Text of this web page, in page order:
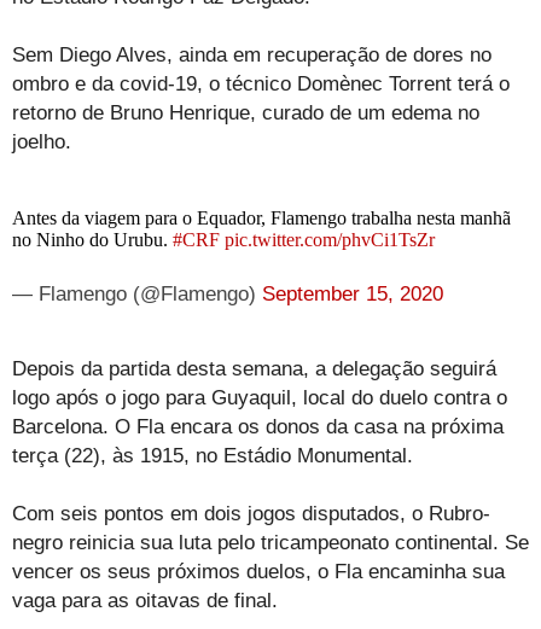
Sem Diego Alves, ainda em recuperação de dores no
ombro e da covid-19, o técnico Domènec Torrent terá o
retorno de Bruno Henrique, curado de um edema no
joelho.
Antes da viagem para o Equador, Flamengo trabalha nesta manhã
no Ninho do Urubu. #CRF pic.twitter.com/phvCi1TsZr
— Flamengo (@Flamengo) September 15, 2020
Depois da partida desta semana, a delegação seguirá
logo após o jogo para Guyaquil, local do duelo contra o
Barcelona. O Fla encara os donos da casa na próxima
terça (22), às 1915, no Estádio Monumental.
Com seis pontos em dois jogos disputados, o Rubro-
negro reinicia sua luta pelo tricampeonato continental. Se
vencer os seus próximos duelos, o Fla encaminha sua
vaga para as oitavas de final.